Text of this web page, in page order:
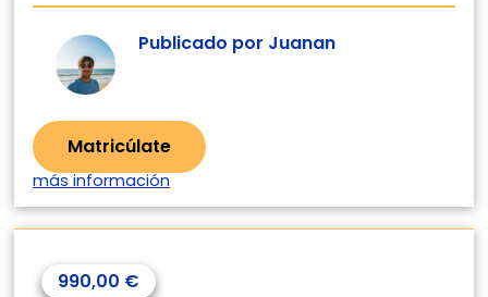
Publicado por Juanan
Matricúlate
más información
990,00 €